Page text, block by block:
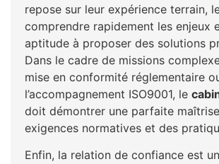
repose sur leur expérience terrain,
comprendre rapidement les enjeux
aptitude à proposer des solutions
Dans le cadre de missions
mise en conformité réglementaire
l’accompagnement ISO9001, le
doit démontrer une parfaite
exigences normatives et des
Enfin, la relation de confiance est